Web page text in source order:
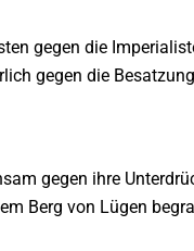
gegen die
gegen die
gegen ihre
Berg von Lügen